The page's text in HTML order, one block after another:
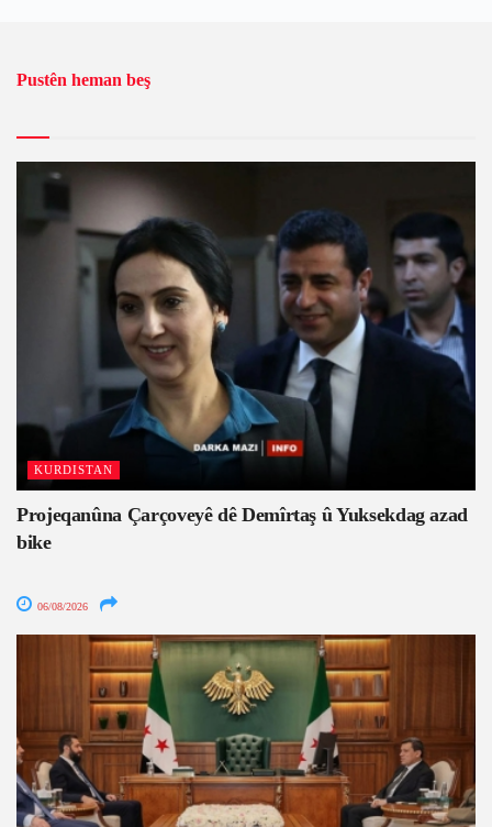
Pustên heman beş
KURDISTAN
Projeqanûna Çarçoveyê dê Demîrtaş û Yuksekdag azad
bike
06/08/2026